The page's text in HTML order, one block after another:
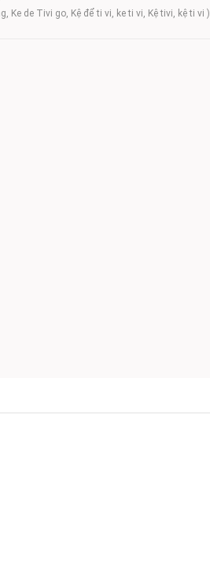
Ke de Tivi go, Kệ để ti vi, ke ti vi, Kệ tivi, kệ ti vi )